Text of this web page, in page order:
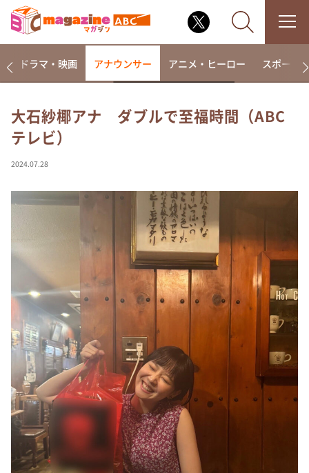
なるみ・岡村の過ぎるTV
相席食堂
～人生密着トークバラエティ！～ やすとものいたっ
探偵！ナイトスクープ
河合＆A.B.C-Z塚田×福井アナ「なんでやねん！？」
（news おかえり）
DAIGOも台所 ～きょうの献立 何にする？～
本日はダイアンなり！シーズン２
朝だ！生です旅サラダ
教えて！ニュースライブ 正義のミカタ
ＬＩＦＥ～夢のカタチ～
新婚さんいらっしゃい！
ポツンと一軒家
ドラマ・映画 アナウンサー アニメ・ヒーロー スポーツ
大石紗椰アナ ダブルで至福時間（ABC
テレビ）
2024.07.28